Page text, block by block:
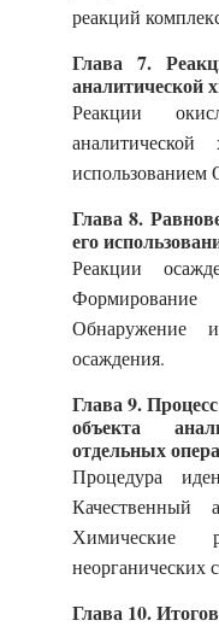
реакций
Глава 7.
аналитической
Реакции
использованием
Глава 8.
его
Реакции
Обнаружение
осаждения.
Глава 9.
объекта
отдельных
Процедура
Качественный
Химические
неорганических
Глава 10.